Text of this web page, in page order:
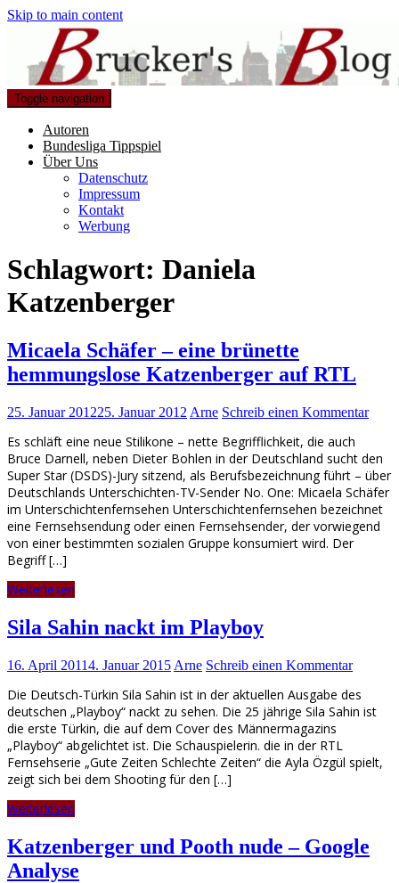
Skip to main content
Toggle navigation
Autoren
Bundesliga Tippspiel
Über Uns
Datenschutz
Impressum
Kontakt
Werbung
Schlagwort: Daniela
Katzenberger
Micaela Schäfer – eine brünette
hemmungslose Katzenberger auf RTL
25. Januar 201225. Januar 2012 Arne Schreib einen Kommentar
Es schläft eine neue Stilikone – nette Begrifflichkeit, die auch
Bruce Darnell, neben Dieter Bohlen in der Deutschland sucht den
Super Star (DSDS)-Jury sitzend, als Berufsbezeichnung führt – über
Deutschlands Unterschichten-TV-Sender No. One: Micaela Schäfer
im Unterschichtenfernsehen Unterschichtenfernsehen bezeichnet
eine Fernsehsendung oder einen Fernsehsender, der vorwiegend
von einer bestimmten sozialen Gruppe konsumiert wird. Der
Begriff […]
Weiterlesen
Sila Sahin nackt im Playboy
16. April 20114. Januar 2015 Arne Schreib einen Kommentar
Die Deutsch-Türkin Sila Sahin ist in der aktuellen Ausgabe des
deutschen „Playboy“ nackt zu sehen. Die 25 jährige Sila Sahin ist
die erste Türkin, die auf dem Cover des Männermagazins
„Playboy“ abgelichtet ist. Die Schauspielerin. die in der RTL
Fernsehserie „Gute Zeiten Schlechte Zeiten“ die Ayla Özgül spielt,
zeigt sich bei dem Shooting für den […]
Weiterlesen
Katzenberger und Pooth nude – Google
Analyse